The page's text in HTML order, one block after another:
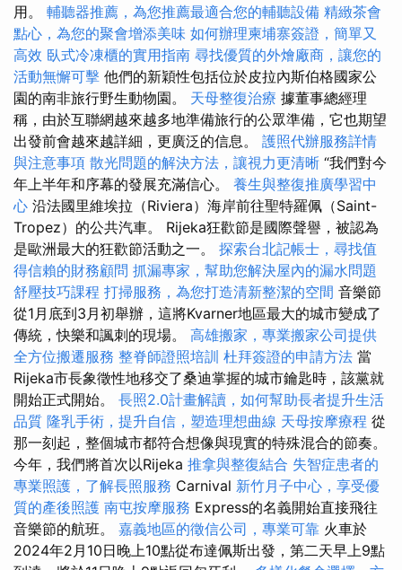
用。 輔聽器推薦，為您推薦最適合您的輔聽設備 精緻茶會
點心，為您的聚會增添美味 如何辦理柬埔寨簽證，簡單又
高效 臥式冷凍櫃的實用指南 尋找優質的外燴廠商，讓您的
活動無懈可擊 他們的新穎性包括位於皮拉內斯伯格國家公
園的南非旅行野生動物園。 天母整復治療 據董事總經理
稱，由於互聯網越來越多地準備旅行的公眾準備，它也期望
出發前會越來越詳細，更廣泛的信息。 護照代辦服務詳情
與注意事項 散光問題的解決方法，讓視力更清晰 “我們對今
年上半年和序幕的發展充滿信心。 養生與整復推廣學習中
心 沿法國里維埃拉（Riviera）海岸前往聖特羅佩（Saint-
Tropez）的公共汽車。 Rijeka狂歡節是國際聲譽，被認為
是歐洲最大的狂歡節活動之一。 探索台北記帳士，尋找值
得信賴的財務顧問 抓漏專家，幫助您解決屋內的漏水問題
舒壓技巧課程 打掃服務，為您打造清新整潔的空間 音樂節
從1月底到3月初舉辦，這將Kvarner地區最大的城市變成了
傳統，快樂和諷刺的現場。 高雄搬家，專業搬家公司提供
全方位搬遷服務 整脊師證照培訓 杜拜簽證的申請方法 當
Rijeka市長象徵性地移交了桑迪掌握的城市鑰匙時，該黨就
開始正式開始。 長照2.0計畫解讀，如何幫助長者提升生活
品質 隆乳手術，提升自信，塑造理想曲線 天母按摩療程 從
那一刻起，整個城市都符合想像與現實的特殊混合的節奏。
今年，我們將首次以Rijeka 推拿與整復結合 失智症患者的
專業照護，了解長照服務 Carnival 新竹月子中心，享受優
質的產後照護 南屯按摩服務 Express的名義開始直接飛往
音樂節的航班。 嘉義地區的徵信公司，專業可靠 火車於
2024年2月10日晚上10點從布達佩斯出發，第二天早上9點